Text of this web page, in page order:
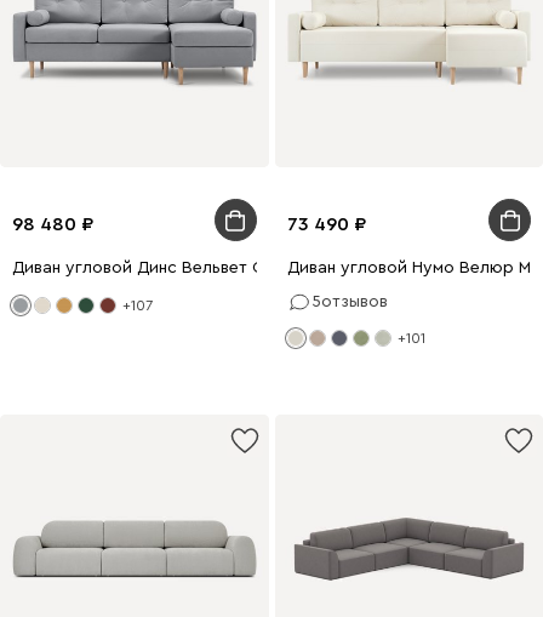
98 480
Диван угловой Динс Вельвет Светло-серый
+107
73 490
Диван угловой Нумо Велюр
5отзывов
+101